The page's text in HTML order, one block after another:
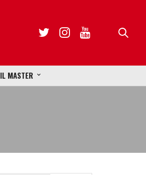
IL MASTER